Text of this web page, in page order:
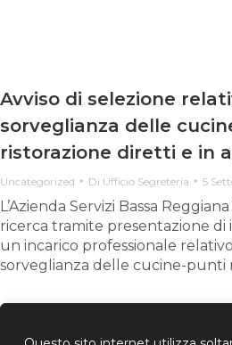
Avviso di selezione
sorveglianza delle
ristorazione diretti e in
Uncategorized Di Ufficio Segreteria 5
L’Azienda Servizi Bassa
ricerca tramite presentazione di
un incarico professionale
sorveglianza delle cucine-punti